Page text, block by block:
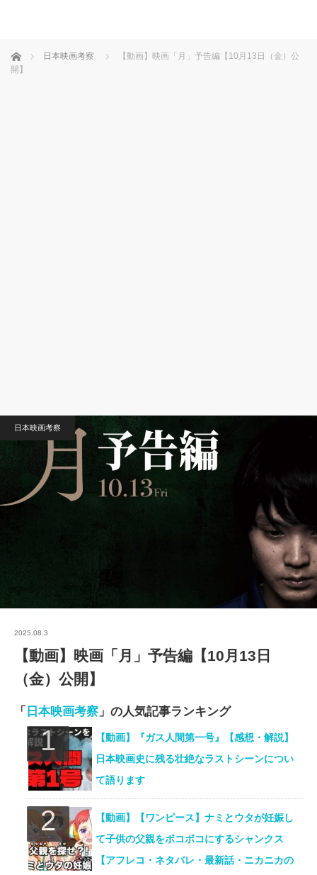
ホーム 日本映画考察
【動画】映画「月」予告編【10月13日（金）公
開】
日本映画考察
2025.08.3
【動画】映画「月」予告編【10月13日
（金）公開】
「 日本映画考察 」の人気記事ランキング
【動画】『ガス人間第一号』【感想・解説】
日本映画史に残る壮絶なラストシーンについ
て語ります
【動画】【ワンピース】ナミとウタが妊娠し
て子供の父親をボコボコにするシャンクス
【アフレコ・ネタバレ・最新話・ニカニカの